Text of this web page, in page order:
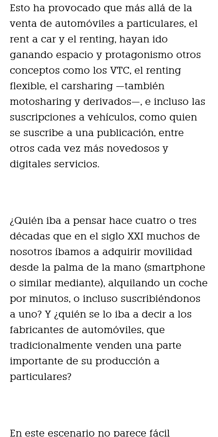
Esto ha provocado que más allá de la
venta de automóviles a particulares, el
rent a car y el renting, hayan ido
ganando espacio y protagonismo otros
conceptos como los VTC, el renting
flexible, el carsharing —también
motosharing y derivados—, e incluso las
suscripciones a vehículos, como quien
se suscribe a una publicación, entre
otros cada vez más novedosos y
digitales servicios.
¿Quién iba a pensar hace cuatro o tres
décadas que en el siglo XXI muchos de
nosotros íbamos a adquirir movilidad
desde la palma de la mano (smartphone
o similar mediante), alquilando un coche
por minutos, o incluso suscribiéndonos
a uno? Y ¿quién se lo iba a decir a los
fabricantes de automóviles, que
tradicionalmente venden una parte
importante de su producción a
particulares?
En este escenario no parece fácil